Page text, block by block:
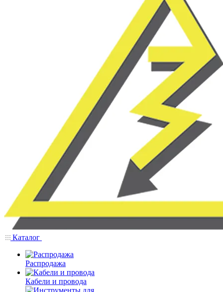
Каталог
Распродажа
Кабели и провода